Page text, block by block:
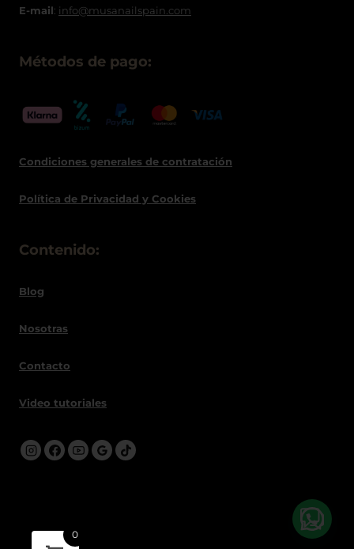
E-mail: info@musanailspain.com
Métodos de pago:
Condiciones generales de contratación
Política de Privacidad y Cookies
Contenido:
Blog
Nosotras
Contacto
Video tutoriales
0